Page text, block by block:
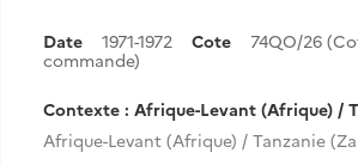
Date 1971-1972 Cote
74QO/26
commande)
Contexte : Afrique-Levant (Afrique) /
Afrique-Levant (Afrique) / Tanzanie